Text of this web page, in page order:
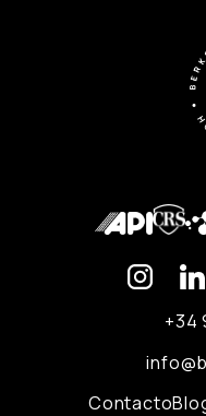
+34
Contacto